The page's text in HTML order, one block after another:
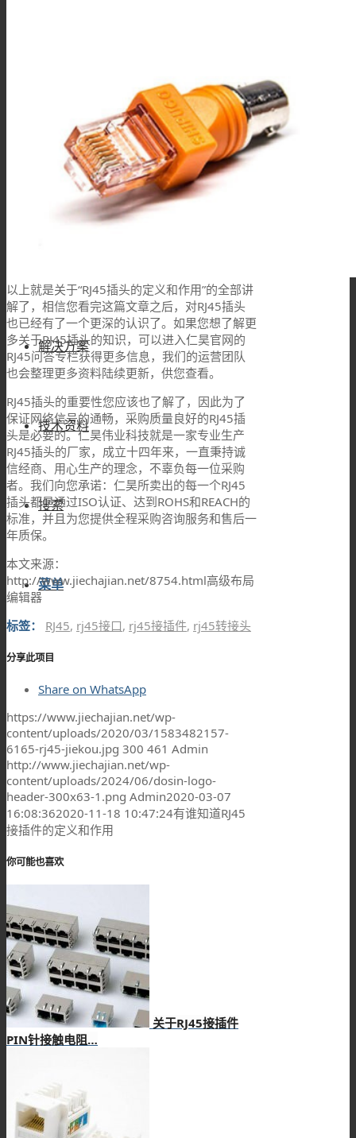
关于我们
解决方案
技术资料
搜索
菜单
以上就是关于“RJ45插头的定义和作用”的全部讲
解了，相信您看完这篇文章之后，对RJ45插头
也已经有了一个更深的认识了。如果您想了解更
多关于RJ45插头的知识，可以进入仁昊官网的
RJ45问答专栏获得更多信息，我们的运营团队
也会整理更多资料陆续更新，供您查看。
RJ45插头的重要性您应该也了解了，因此为了
保证网络信号的通畅，采购质量良好的RJ45插
头是必要的。仁昊伟业科技就是一家专业生产
RJ45插头的厂家，成立十四年来，一直秉持诚
信经商、用心生产的理念，不辜负每一位采购
者。我们向您承诺：仁昊所卖出的每一个RJ45
插头都是通过ISO认证、达到ROHS和REACH的
标准，并且为您提供全程采购咨询服务和售后一
年质保。
本文来源：
http://www.jiechajian.net/8754.html高级布局
编辑器
标签：
RJ45, rj45接口, rj45接插件, rj45转接头
分享此项目
Share on WhatsApp
https://www.jiechajian.net/wp-
content/uploads/2020/03/1583482157-
6165-rj45-jiekou.jpg 300 461 Admin
http://www.jiechajian.net/wp-
content/uploads/2024/06/dosin-logo-
header-300x63-1.png Admin2020-03-07
16:08:362020-11-18 10:47:24有谁知道RJ45
接插件的定义和作用
你可能也喜欢
关于RJ45接插件
PIN针接触电阻…